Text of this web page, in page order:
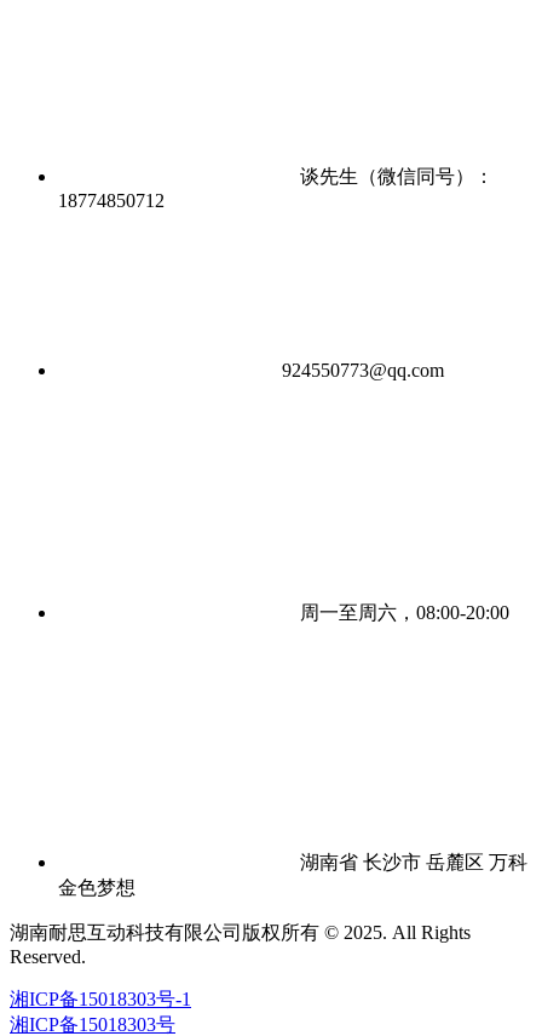
谈先生（微信同号）：
18774850712
924550773@qq.com
周一至周六，08:00-20:00
湖南省 长沙市 岳麓区 万科
金色梦想
湖南耐思互动科技有限公司版权所有 © 2025. All Rights
Reserved.
湘ICP备15018303号-1
湘ICP备15018303号